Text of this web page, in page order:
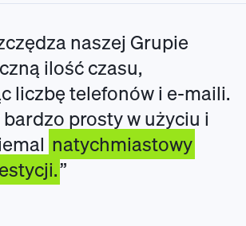
naszej Grupie
ilość czasu,
liczbę telefonów i e-maili.
prosty w użyciu i
natychmiastowy